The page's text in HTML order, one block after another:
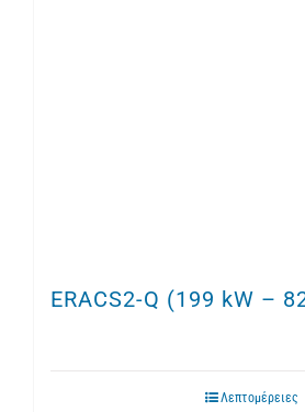
ERACS2-Q (199 kW –
Λεπτομέρειες